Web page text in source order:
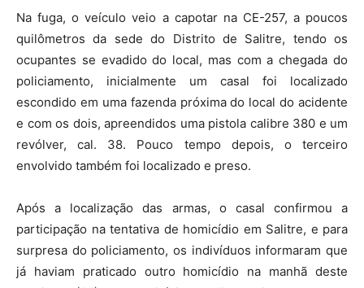
Na fuga, o veículo veio a capotar na CE-257, a poucos
quilômetros da sede do Distrito de Salitre, tendo os
ocupantes se evadido do local, mas com a chegada do
policiamento, inicialmente um casal foi localizado
escondido em uma fazenda próxima do local do acidente
e com os dois, apreendidos uma pistola calibre 380 e um
revólver, cal. 38. Pouco tempo depois, o terceiro
envolvido também foi localizado e preso.
Após a localização das armas, o casal confirmou a
participação na tentativa de homicídio em Salitre, e para
surpresa do policiamento, os indivíduos informaram que
já haviam praticado outro homicídio na manhã deste